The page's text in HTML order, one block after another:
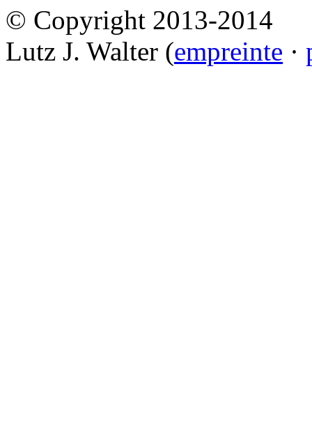
© Copyright 2013-2014
Lutz J. Walter (empreinte ·